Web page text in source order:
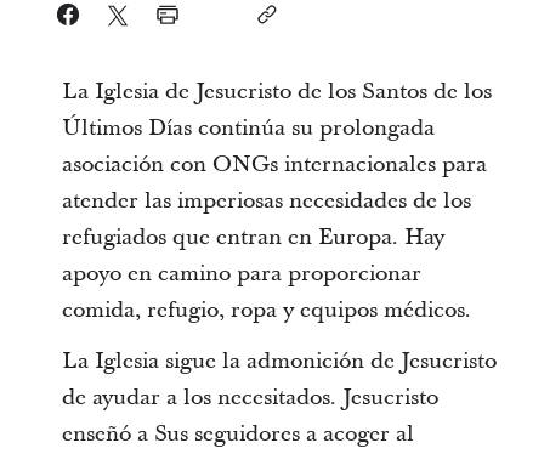
La Iglesia de Jesucristo de los Santos de los
Últimos Días continúa su prolongada
asociación con ONGs internacionales para
atender las imperiosas necesidades de los
refugiados que entran en Europa. Hay
apoyo en camino para proporcionar
comida, refugio, ropa y equipos médicos.
La Iglesia sigue la admonición de Jesucristo
de ayudar a los necesitados. Jesucristo
enseñó a Sus seguidores a acoger al